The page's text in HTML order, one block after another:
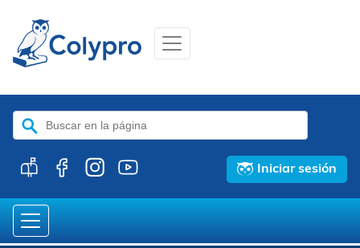
Buscar:
Iniciar sesión